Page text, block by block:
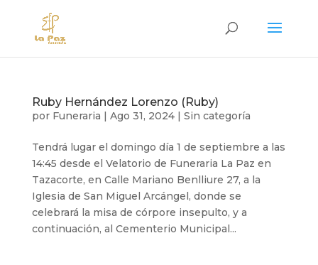
Ruby Hernández Lorenzo (Ruby)
por Funeraria | Ago 31, 2024| Sin categoría
Tendrá lugar el domingo día 1 de septiembre a las
14:45 desde el Velatorio de Funeraria La Paz en
Tazacorte, en Calle Mariano Benlliure 27, a la
Iglesia de San Miguel Arcángel, donde se
celebrará la misa de córpore insepulto, y a
continuación, al Cementerio Municipal...